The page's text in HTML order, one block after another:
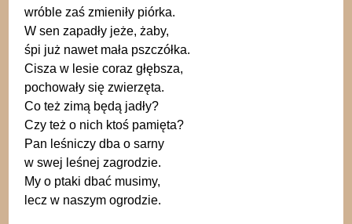
wróble zaś zmieniły piórka.
W sen zapadły jeże, żaby,
śpi już nawet mała pszczółka.
Cisza w lesie coraz głębsza,
pochowały się zwierzęta.
Co też zimą będą jadły?
Czy też o nich ktoś pamięta?
Pan leśniczy dba o sarny
w swej leśnej zagrodzie.
My o ptaki dbać musimy,
lecz w naszym ogrodzie.